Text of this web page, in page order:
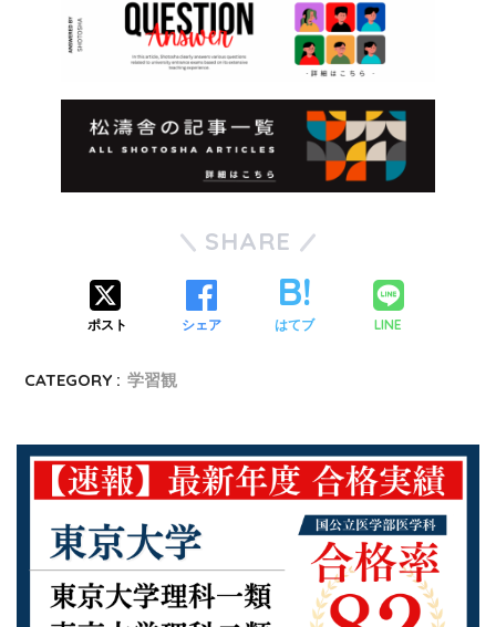
SHARE
ポスト シェア はてブ LINE
CATEGORY : 学習観